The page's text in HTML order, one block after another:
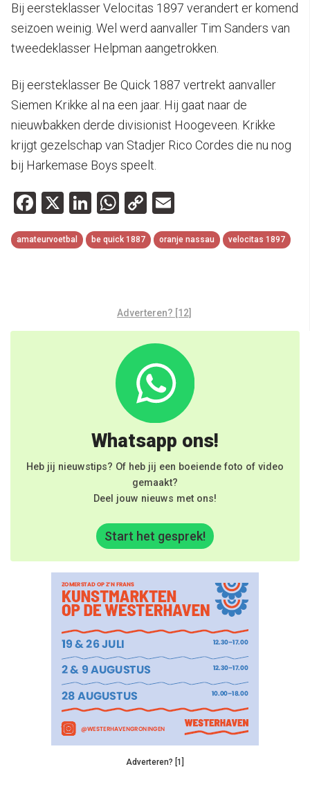
Bij eersteklasser Velocitas 1897 verandert er komend
seizoen weinig. Wel werd aanvaller Tim Sanders van
tweedeklasser Helpman aangetrokken.
Bij eersteklasser Be Quick 1887 vertrekt aanvaller
Siemen Krikke al na een jaar. Hij gaat naar de
nieuwbakken derde divisionist Hoogeveen. Krikke
krijgt gezelschap van Stadjer Rico Cordes die nu nog
bij Harkemase Boys speelt.
Facebook
X LinkedIn
WhatsApp
Copy
Link
amateurvoetbal be quick 1887 oranje nassau velocitas 1897
Adverteren? [12]
Whatsapp ons!
Heb jij nieuwstips? Of heb jij een boeiende foto of video
gemaakt?
Deel jouw nieuws met ons!
Start het gesprek!
Adverteren? [1]